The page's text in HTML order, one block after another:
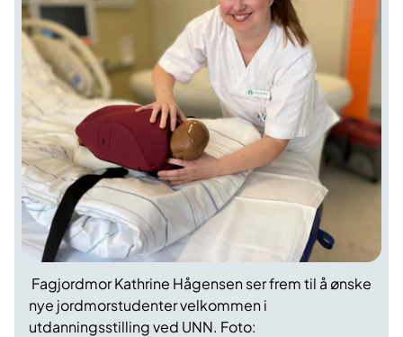
Fagjordmor Kathrine Hågensen ser frem til å ønske
nye jordmorstudenter velkommen i
utdanningsstilling ved UNN. Foto: